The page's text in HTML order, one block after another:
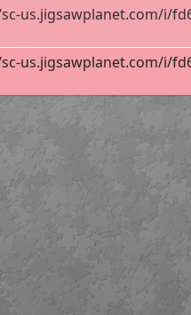
us.jigsawplanet.com/i/
us.jigsawplanet.com/i/